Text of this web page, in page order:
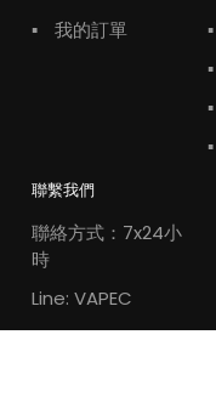
▪ 我的訂單 ▪
▪
▪
▪
聯繫我們
聯絡方式：7x24小
時
Line: VAPEC